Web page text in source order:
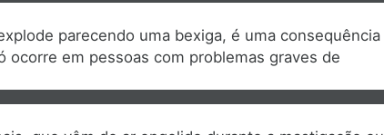
parecendo uma bexiga, é uma consequência
em pessoas com problemas graves de